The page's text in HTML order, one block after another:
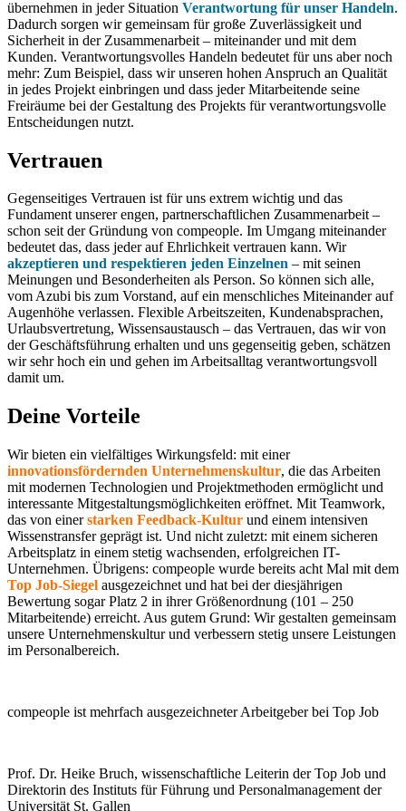
übernehmen in jeder Situation Verantwortung für unser Handeln.
Dadurch sorgen wir gemeinsam für große Zuverlässigkeit und
Sicherheit in der Zusammenarbeit – miteinander und mit dem
Kunden. Verantwortungsvolles Handeln bedeutet für uns aber noch
mehr: Zum Beispiel, dass wir unseren hohen Anspruch an Qualität
in jedes Projekt einbringen und dass jeder Mitarbeitende seine
Freiräume bei der Gestaltung des Projekts für verantwortungsvolle
Entscheidungen nutzt.
Vertrauen
Gegenseitiges Vertrauen ist für uns extrem wichtig und das
Fundament unserer engen, partnerschaftlichen Zusammenarbeit –
schon seit der Gründung von compeople. Im Umgang miteinander
bedeutet das, dass jeder auf Ehrlichkeit vertrauen kann. Wir
akzeptieren und respektieren jeden Einzelnen – mit seinen
Meinungen und Besonderheiten als Person. So können sich alle,
vom Azubi bis zum Vorstand, auf ein menschliches Miteinander auf
Augenhöhe verlassen. Flexible Arbeitszeiten, Kundenabsprachen,
Urlaubsvertretung, Wissensaustausch – das Vertrauen, das wir von
der Geschäftsführung erhalten und uns gegenseitig geben, schätzen
wir sehr hoch ein und gehen im Arbeitsalltag verantwortungsvoll
damit um.
Deine Vorteile
Wir bieten ein vielfältiges Wirkungsfeld: mit einer
innovationsfördernden Unternehmenskultur, die das Arbeiten
mit modernen Technologien und Projektmethoden ermöglicht und
interessante Mitgestaltungsmöglichkeiten eröffnet. Mit Teamwork,
das von einerstarken Feedback-Kultur und einem intensiven
Wissenstransfer geprägt ist. Und nicht zuletzt: mit einem sicheren
Arbeitsplatz in einem stetig wachsenden, erfolgreichen IT-
Unternehmen. Übrigens: compeople wurde bereits acht Mal mit dem
Top Job-Siegel ausgezeichnet und hat bei der diesjährigen
Bewertung sogar Platz 2 in ihrer Größenordnung (101 – 250
Mitarbeitende) erreicht. Aus gutem Grund: Wir gestalten gemeinsam
unsere Unternehmenskultur und verbessern stetig unsere Leistungen
im Personalbereich.
compeople ist mehrfach ausgezeichneter Arbeitgeber bei Top Job
Prof. Dr. Heike Bruch, wissenschaftliche Leiterin der Top Job und
Direktorin des Instituts für Führung und Personalmanagement der
Universität St. Gallen